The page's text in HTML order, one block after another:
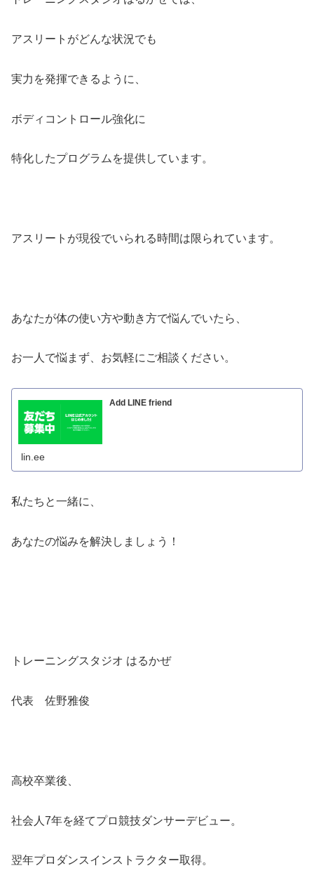
アスリートがどんな状況でも
実力を発揮できるように、
ボディコントロール強化に
特化したプログラムを提供しています。
アスリートが現役でいられる時間は限られています。
あなたが体の使い方や動き方で悩んでいたら、
お一人で悩まず、お気軽にご相談ください。
Add LINE friend
lin.ee
私たちと一緒に、
あなたの悩みを解決しましょう！
トレーニングスタジオ はるかぜ
代表 佐野雅俊
高校卒業後、
社会人7年を経てプロ競技ダンサーデビュー。
翌年プロダンスインストラクター取得。